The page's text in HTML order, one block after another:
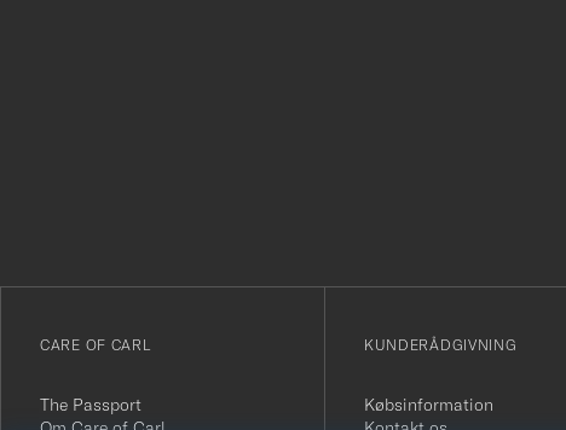
till
nyhetsbrev!
CARE OF CARL
The Passport
KUNDERÅDGIVNING
Købsinformation